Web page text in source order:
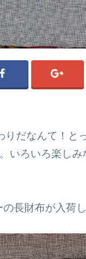
りだなんて！と
いろいろ楽し
長財布が入荷